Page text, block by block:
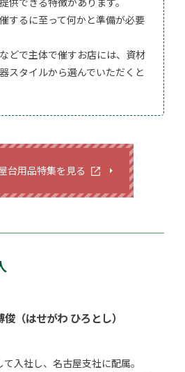
するに至って何かと準備が必要
どで主体で催すお店には、資材
スタイルから選んでいただくと
台用品特集を見る
俊 （はせがわ ひろとし）
入社し、名古屋支社に配属。